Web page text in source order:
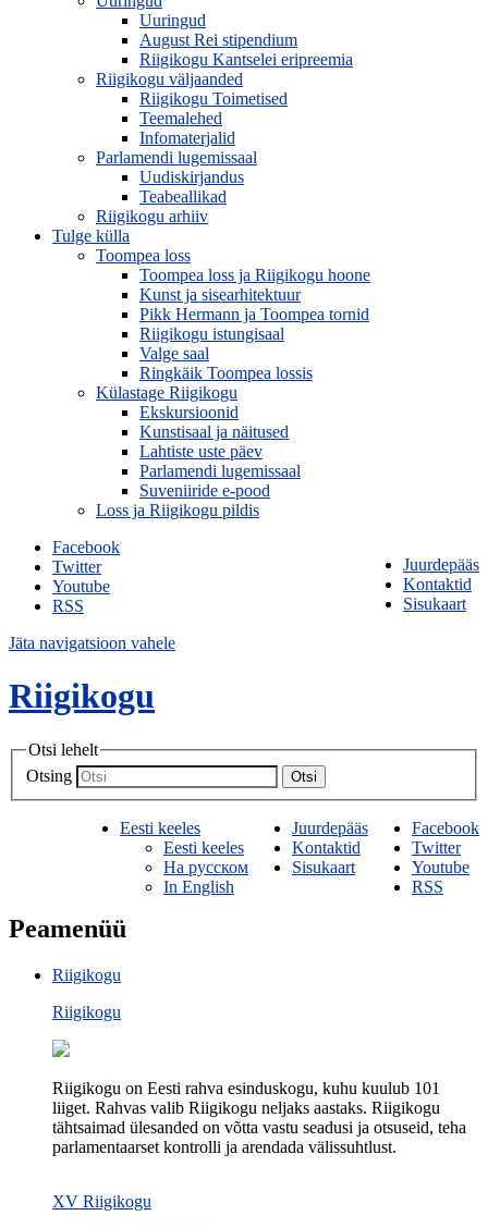
Uuringud
August Rei stipendium
Riigikogu Kantselei eripreemia
Riigikogu väljaanded
Riigikogu Toimetised
Teemalehed
Infomaterjalid
Parlamendi lugemissaal
Uudiskirjandus
Teabeallikad
Riigikogu arhiiv
Tulge külla
Toompea loss
Toompea loss ja Riigikogu hoone
Kunst ja sisearhitektuur
Pikk Hermann ja Toompea tornid
Riigikogu istungisaal
Valge saal
Ringkäik Toompea lossis
Külastage Riigikogu
Ekskursioonid
Kunstisaal ja näitused
Lahtiste uste päev
Parlamendi lugemissaal
Suveniiride e-pood
Loss ja Riigikogu pildis
Juurdepääs
Kontaktid
Sisukaart
Facebook
Twitter
Youtube
RSS
Jäta navigatsioon vahele
Riigikogu
Otsi lehelt
Otsing
Otsi
Facebook
Twitter
Youtube
RSS
Juurdepääs
Kontaktid
Sisukaart
Eesti keeles
Eesti keeles
На русском
In English
Peamenüü
Riigikogu
Riigikogu
Riigikogu on Eesti rahva esinduskogu, kuhu kuulub 101
liiget. Rahvas valib Riigikogu neljaks aastaks. Riigikogu
tähtsaimad ülesanded on võtta vastu seadusi ja otsuseid, teha
parlamentaarset kontrolli ja arendada välissuhtlust.
XV Riigikogu